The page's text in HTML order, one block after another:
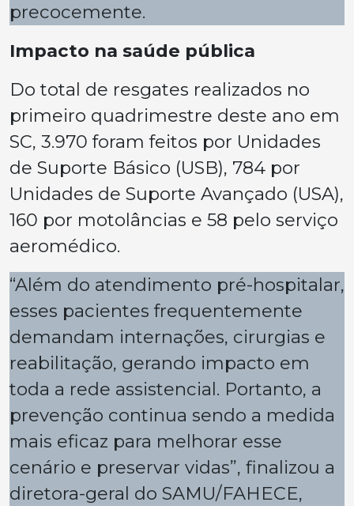
precocemente.
Impacto na saúde pública
Do total de resgates realizados no
primeiro quadrimestre deste ano em
SC, 3.970 foram feitos por Unidades
de Suporte Básico (USB), 784 por
Unidades de Suporte Avançado (USA),
160 por motolâncias e 58 pelo serviço
aeromédico.
“Além do atendimento pré-hospitalar,
esses pacientes frequentemente
demandam internações, cirurgias e
reabilitação, gerando impacto em
toda a rede assistencial. Portanto, a
prevenção continua sendo a medida
mais eficaz para melhorar esse
cenário e preservar vidas”, finalizou a
diretora-geral do SAMU/FAHECE,